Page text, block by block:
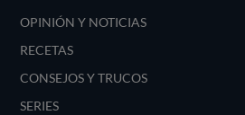
OPINIÓN Y NOTICIAS
RECETAS
CONSEJOS Y TRUCOS
SERIES